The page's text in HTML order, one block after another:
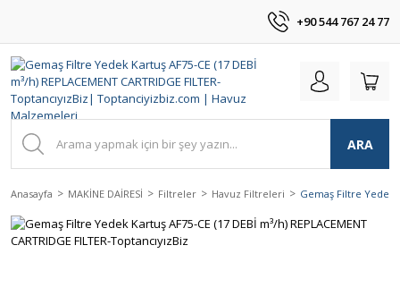
+90 544 767 24 77
ARA
Anasayfa MAKİNE DAİRESİ Filtreler Havuz Filtreleri Gemaş Filtre Yedek